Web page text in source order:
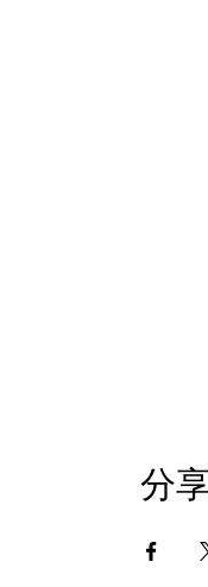
分